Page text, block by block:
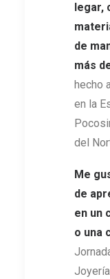
legar,
de
más
hecho
en la
del
Me
de
en un
o una